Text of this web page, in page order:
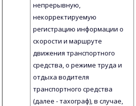
непрерывную,
некорректируемую
регистрацию информации о
скорости и маршруте
движения транспортного
средства, о режиме труда и
отдыха водителя
транспортного средства
(далее - тахограф), в случае,